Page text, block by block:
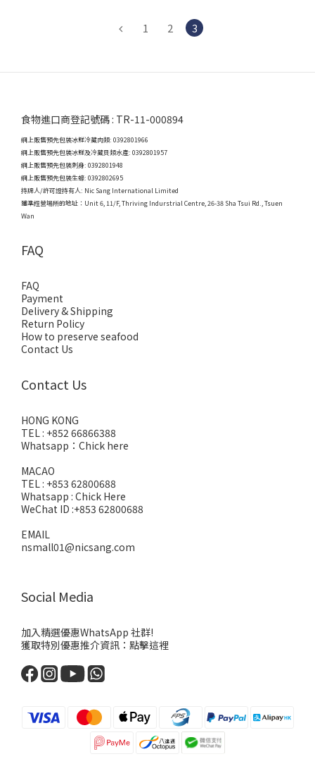
1 2 3
食物進口商登記號碼 : TR-11-000894
網上販售預先包裝冰鮮冷藏肉類: 0392801966
網上販售預先包裝冰鮮及冷藏貝類水產: 0392801957
網上販售預先包裝刺身: 0392801948
網上販售預先包裝生蠔: 0392802695
持牌人/許可證持有人: Nic Sang International Limited
獲準經營場所的地址： Unit 6, 11/F, Thriving Indurstrial Centre, 26-38 Sha Tsui Rd., Tsuen
Wan
FAQ
FAQ
Payment
Delivery & Shipping
Return Policy
How to preserve seafood
Contact Us
Contact Us
HONG KONG
TEL : +852 66866388
Whatsapp： Chick here
MACAO
TEL : +853 62800688
Whatsapp : Chick Here
WeChat ID :+853 62800688
EMAIL
nsmall01@nicsang.com
Social Media
加入精選優惠WhatsApp 社群!
獲取特別優惠推介資訊： 點擊這裡